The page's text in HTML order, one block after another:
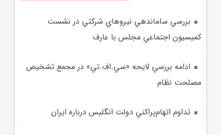
بررسي ساماندهي نيروهاي شرکتي در نشست
کميسيون اجتماعي مجلس با عارف
ادامه بررسي لايحه «سي.اف.تي» در مجمع تشخيص
مصلحت نظام
تداوم اتهام‌پراکني دولت انگليس درباره ايران